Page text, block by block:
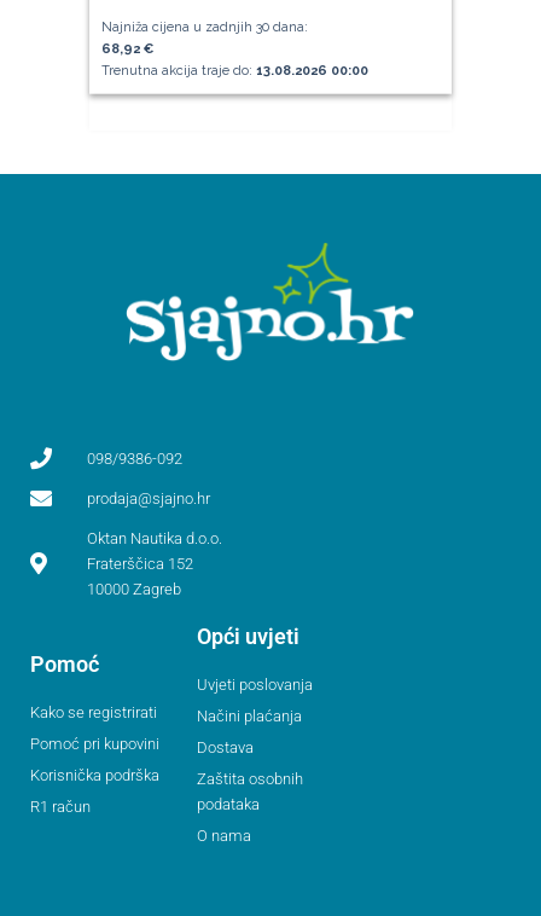
Najniža cijena u zadnjih 30 dana:
68,92 €
Trenutna akcija traje do: 13.08.2026 00:00
098/9386-092
prodaja@sjajno.hr
Oktan Nautika d.o.o.
Fraterščica 152
10000 Zagreb
Pomoć
Kako se registrirati
Pomoć pri kupovini
Korisnička podrška
R1 račun
Opći uvjeti
Uvjeti poslovanja
Načini plaćanja
Dostava
Zaštita osobnih
podataka
O nama